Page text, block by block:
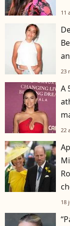
11
23
A
22
18